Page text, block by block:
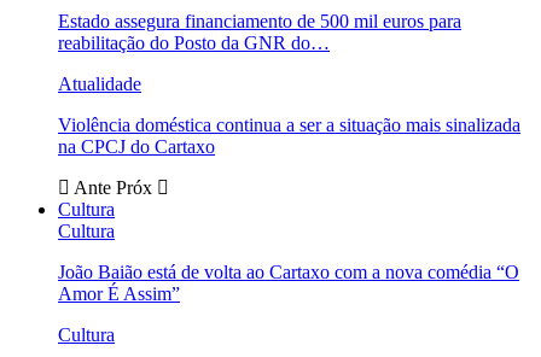
Estado assegura financiamento de 500 mil euros para
reabilitação do Posto da GNR do…
Atualidade
Violência doméstica continua a ser a situação mais sinalizada
na CPCJ do Cartaxo
Ante Próx
Cultura
Cultura
João Baião está de volta ao Cartaxo com a nova comédia “O
Amor É Assim”
Cultura